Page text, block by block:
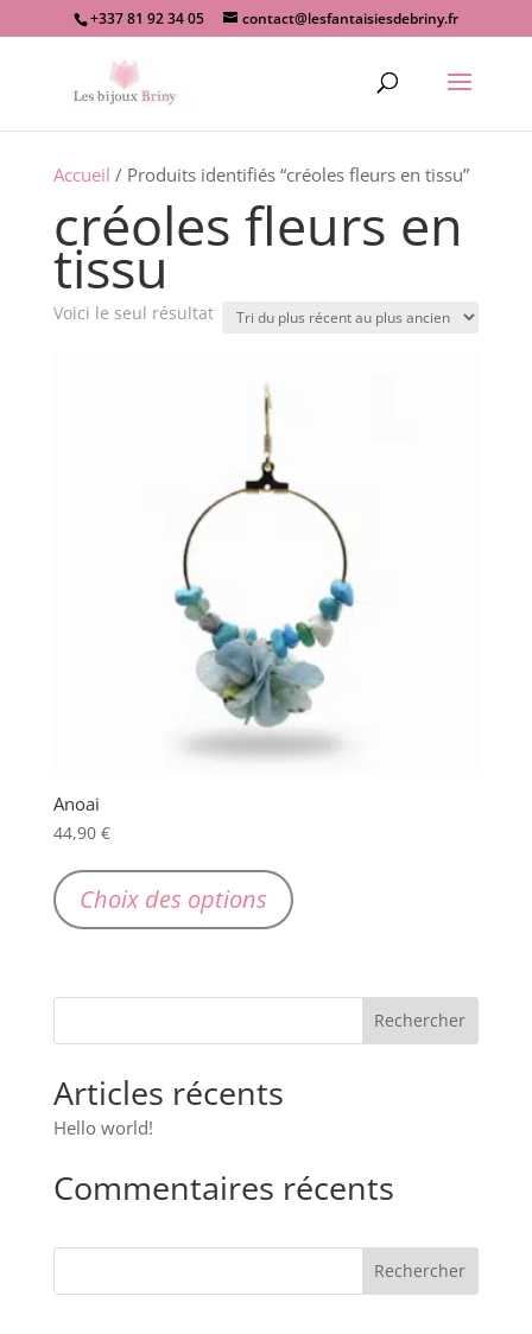
+337 81 92 34 05 contact@lesfantaisiesdebriny.fr
Accueil / Produits identifiés “créoles fleurs en tissu”
créoles fleurs en
tissu
Voici le seul résultat
Anoai
44,90 €
Choix des options
produit
options
la
du
Articles récents
Hello world!
Commentaires récents
Rechercher